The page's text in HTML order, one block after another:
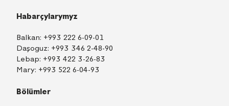
Habarçylarymyz
Balkan: +993 222 6-09-01
Daşoguz: +993 346 2-48-90
Lebap: +993 422 3-26-83
Mary: +993 522 6-04-93
Bölümler